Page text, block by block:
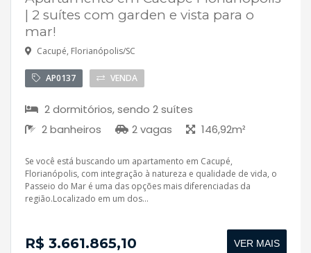
Em construção
| 2 suítes com garden e vista para o
mar!
Cacupé, Florianópolis/SC
AP0137 VENDA
2 dormitórios, sendo 2 suítes
2 banheiros
2 vagas 146,92m²
Se você está buscando um apartamento em Cacupé,
Florianópolis, com integração à natureza e qualidade de vida, o
Passeio do Mar é uma das opções mais diferenciadas da
região.Localizado em um dos...
R$ 3.661.865,10 VER MAIS